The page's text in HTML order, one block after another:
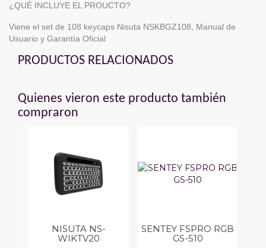
¿QUÉ INCLUYE EL PROUCTO?
Viene el set de 108 keycaps Nisuta NSKBGZ108, Manual de
Usuario y Garantía Oficial
PRODUCTOS RELACIONADOS
Quienes vieron este producto también
compraron
NISUTA NS-
WIKTV20
SENTEY FSPRO RGB
GS-510